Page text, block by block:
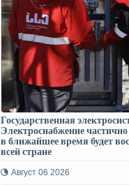
Государственная
Электроснабжение
в ближайшее время будет
всей стране
Август 06 2026